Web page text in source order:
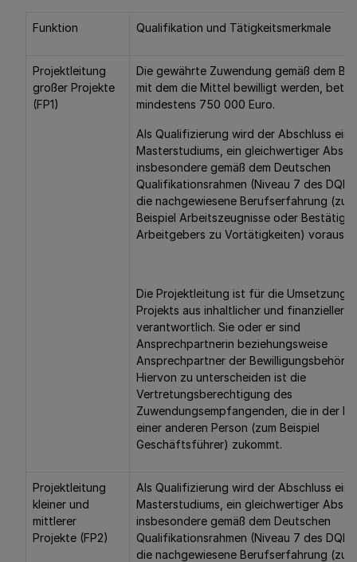
Funktion Qualifikation und Tätigkeitsmerkmale
Projektleitung
großer Projekte
(FP1)
Die gewährte Zuwendung gemäß dem
mit dem die Mittel bewilligt werden,
mindestens 750 000 Euro.
Als Qualifizierung wird der Abschluss
Masterstudiums, ein gleichwertiger
insbesondere gemäß dem Deutschen
Qualifikationsrahmen (Niveau 7 des
die nachgewiesene Berufserfahrung (zum
Beispiel Arbeitszeugnisse oder
Arbeitgebers zu Vortätigkeiten)
Die Projektleitung ist für die Umsetzung
Projekts aus inhaltlicher und finanzieller
verantwortlich. Sie oder er sind
Ansprechpartnerin beziehungsweise
Ansprechpartner der
Hiervon zu unterscheiden ist die
Vertretungsberechtigung des
Zuwendungsempfangenden, die in der
einer anderen Person (zum Beispiel
Geschäftsführer) zukommt.
Projektleitung
kleiner und
mittlerer
Projekte (FP2)
Als Qualifizierung wird der Abschluss
Masterstudiums, ein gleichwertiger
insbesondere gemäß dem Deutschen
Qualifikationsrahmen (Niveau 7 des
die nachgewiesene Berufserfahrung (zum